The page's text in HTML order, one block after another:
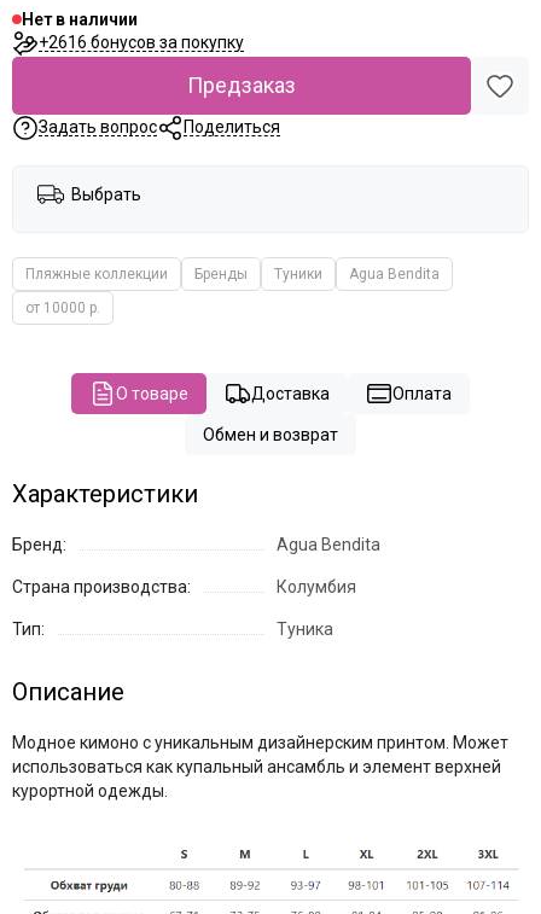
Нет в наличии
+2616 бонусов за покупку
Предзаказ
Задать вопрос Поделиться
Выбрать
Пляжные коллекции Бренды Туники
Agua Bendita
от 10000 р.
О товаре Доставка Оплата
Обмен и возврат
Характеристики
Бренд: Agua Bendita
Страна производства: Колумбия
Тип: Туника
Описание
Модное кимоно с уникальным дизайнерским принтом. Может
использоваться как купальный ансамбль и элемент верхней
курортной одежды.